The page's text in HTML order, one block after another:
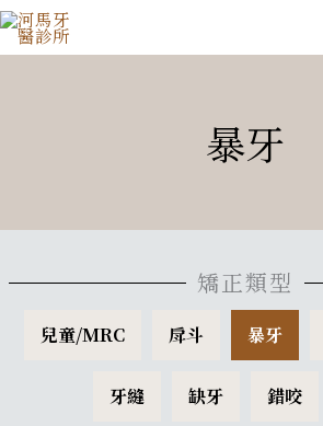
跳
暴牙
矯正類型
兒童/MRC 戽斗 暴牙
牙縫 缺牙 錯咬